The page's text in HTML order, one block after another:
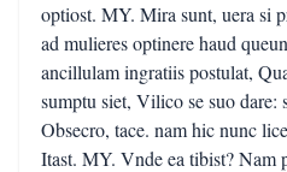
optiost. MY. Mira sunt, uera si
ad mulieres optinere haud
ancillulam ingratiis postulat,
sumptu siet, Vilico se suo dare:
Obsecro, tace. nam hic nunc
Itast. MY. Vnde ea tibist? Nam